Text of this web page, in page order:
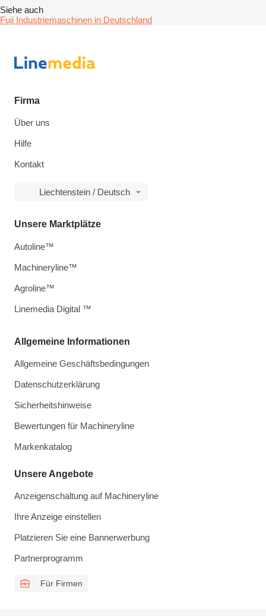
Siehe auch
Fuji Industriemaschinen in Deutschland
Firma
Über uns
Hilfe
Kontakt
Liechtenstein / Deutsch
Allgemeine Informationen
Allgemeine Geschäftsbedingungen
Datenschutzerklärung
Sicherheitshinweise
Bewertungen für Machineryline
Markenkatalog
Unsere Angebote
Anzeigenschaltung auf Machineryline
Ihre Anzeige einstellen
Platzieren Sie eine Bannerwerbung
Partnerprogramm
Für Firmen
Unsere Marktplätze
Autoline™
Machineryline™
Agroline™
Linemedia Digital ™